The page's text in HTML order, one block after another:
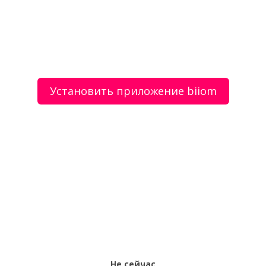
Установить приложение biiom